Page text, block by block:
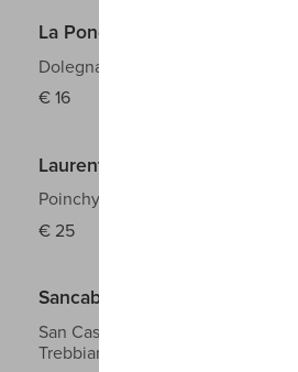
La Ponca Collio Doc
Dolegna del Collio
€ 16
Laurent Tribut Chablis Aoc
Poinchy
€ 25
Sancaba Toscana Igt
San Casciano dei Bagni
Trebbiano